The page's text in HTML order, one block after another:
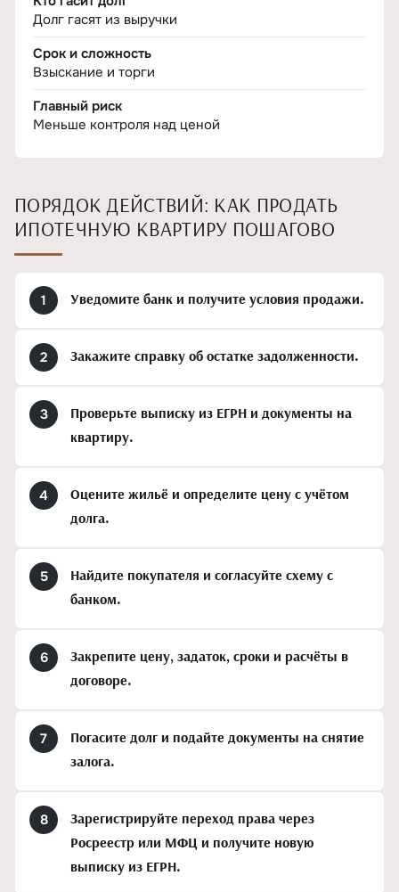
Долг гасят из выручки
Срок и сложность
Взыскание и торги
Главный риск
Меньше контроля над ценой
ПОРЯДОК ДЕЙСТВИЙ: КАК ПРОДАТЬ
ИПОТЕЧНУЮ КВАРТИРУ ПОШАГОВО
Уведомите банк и получите условия продажи.
Закажите справку об остатке задолженности.
Проверьте выписку из ЕГРН и документы на
квартиру.
Оцените жильё и определите цену с учётом
долга.
Найдите покупателя и согласуйте схему с
банком.
Закрепите цену, задаток, сроки и расчёты в
договоре.
Погасите долг и подайте документы на снятие
залога.
Зарегистрируйте переход права через
Росреестр или МФЦ и получите новую
выписку из ЕГРН.